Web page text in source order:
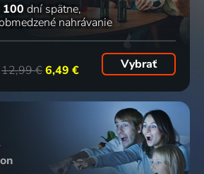
100 dní spätne
nahrávanie
12,99 €6,49 € Vybrať